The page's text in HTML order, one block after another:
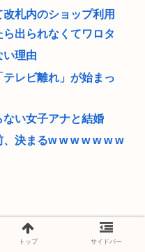
札内のショップ利用
出られなくてワロタ
い理由
レビ離れ」が始まっ
い女子アナと結婚
決まるw w w w w w w
職歴無し、やる気無
獄絵図
プラトゥーン2部
トップ サイドバー